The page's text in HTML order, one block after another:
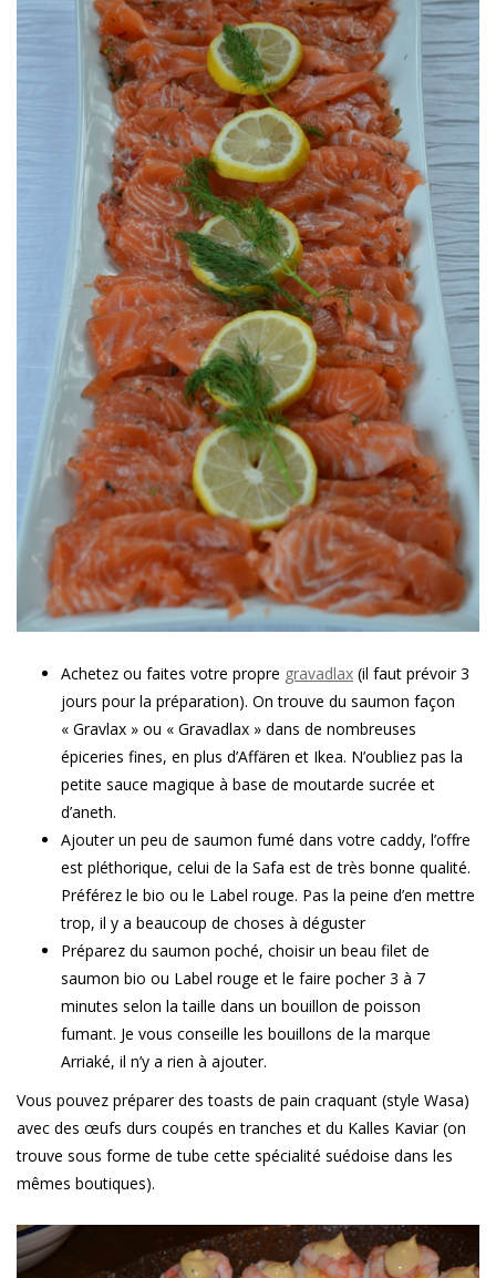
Achetez ou faites votre propre gravadlax (il faut prévoir 3
jours pour la préparation). On trouve du saumon façon
« Gravlax » ou « Gravadlax » dans de nombreuses
épiceries fines, en plus d’Affären et Ikea. N’oubliez pas la
petite sauce magique à base de moutarde sucrée et
d’aneth.
Ajouter un peu de saumon fumé dans votre caddy, l’offre
est pléthorique, celui de la Safa est de très bonne qualité.
Préférez le bio ou le Label rouge. Pas la peine d’en mettre
trop, il y a beaucoup de choses à déguster
Préparez du saumon poché, choisir un beau filet de
saumon bio ou Label rouge et le faire pocher 3 à 7
minutes selon la taille dans un bouillon de poisson
fumant. Je vous conseille les bouillons de la marque
Arriaké, il n’y a rien à ajouter.
Vous pouvez préparer des toasts de pain craquant (style Wasa)
avec des œufs durs coupés en tranches et du Kalles Kaviar (on
trouve sous forme de tube cette spécialité suédoise dans les
mêmes boutiques).